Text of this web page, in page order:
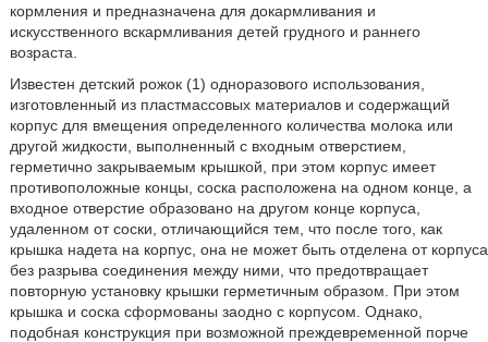
кормления и предназначена для докармливания и
искусственного вскармливания детей грудного и раннего
возраста.
Известен детский рожок (1) одноразового использования,
изготовленный из пластмассовых материалов и содержащий
корпус для вмещения определенного количества молока или
другой жидкости, выполненный с входным отверстием,
герметично закрываемым крышкой, при этом корпус имеет
противоположные концы, соска расположена на одном конце, а
входное отверстие образовано на другом конце корпуса,
удаленном от соски, отличающийся тем, что после того, как
крышка надета на корпус, она не может быть отделена от корпуса
без разрыва соединения между ними, что предотвращает
повторную установку крышки герметичным образом. При этом
крышка и соска сформованы заодно с корпусом. Однако,
подобная конструкция при возможной преждевременной порче